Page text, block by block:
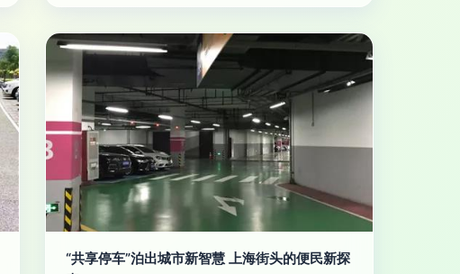
“共享停车”泊出城市新智慧 上海街头的便民新探